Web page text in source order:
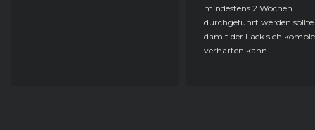
mindestens 2 Wochen
durchgeführt werden sollte
damit der Lack sich
verhärten kann.